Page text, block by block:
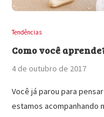
Tendências
Como você
4 de outubro de 2017
Você já parou para
estamos acompanhando